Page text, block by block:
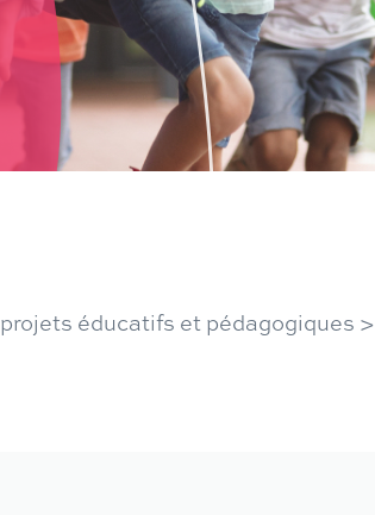
projets éducatifs et pédagogiques >